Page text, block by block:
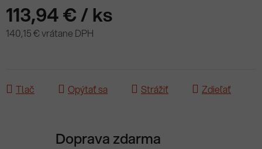
113,94 €/ ks
140,15 € vrátane DPH
Tlač Opýtať sa Strážiť Zdieľať
Doprava zdarma